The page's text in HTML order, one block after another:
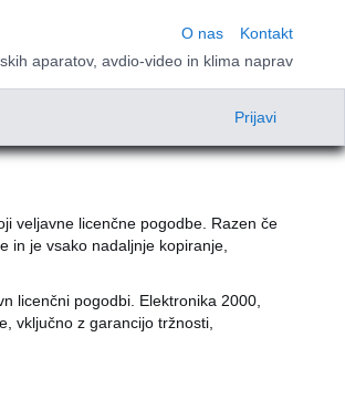
Kontakt
O nas
aparatov, avdio-video in klima naprav
Prijavi
veljavne licenčne pogodbe. Razen če
in je vsako nadaljnje kopiranje,
licenčni pogodbi. Elektronika 2000,
vključno z garancijo tržnosti,